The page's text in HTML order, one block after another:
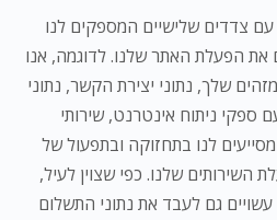
עם צדדים שלישיים המספקים לנו
את הפעלת האתר שלנו. לדוגמה, אנו
שלך, נתוני יצירת הקשר, נתוני
ספקי ניתוח אינטרנט, שירותי
לנו בתחזוקה ובתפעול של
השירותים שלנו. כפי שצוין לעיל,
גם לעבד את נתוני התשלום